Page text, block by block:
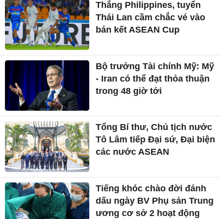
Thắng Philippines, tuyển
Thái Lan cầm chắc vé vào
bán kết ASEAN Cup
Bộ trưởng Tài chính Mỹ: Mỹ
- Iran có thể đạt thỏa thuận
trong 48 giờ tới
Tổng Bí thư, Chủ tịch nước
Tô Lâm tiếp Đại sứ, Đại biện
các nước ASEAN
Tiếng khóc chào đời đánh
dấu ngày BV Phụ sản Trung
ương cơ sở 2 hoạt động